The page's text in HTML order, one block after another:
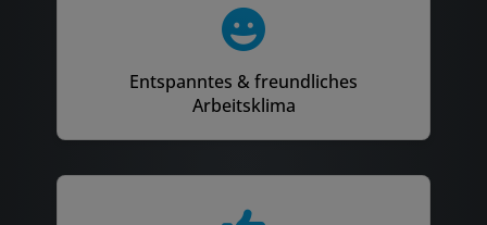
Entspanntes & freundliches
Arbeitsklima